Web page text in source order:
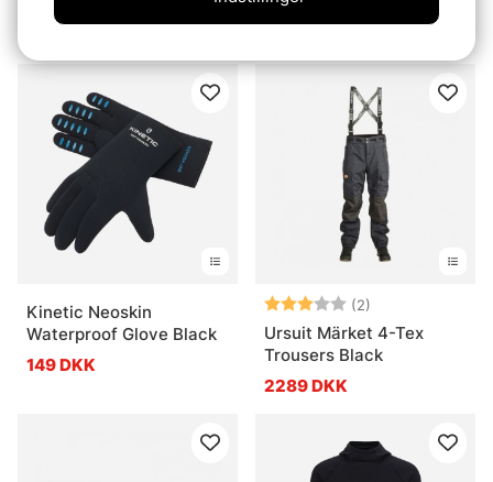
199 DKK
Kinetic Neoskin
Waterproof Glove Black
149 DKK
Vurdering: (2)
Ursuit Märket 4-Tex
Trousers Black
2289 DKK